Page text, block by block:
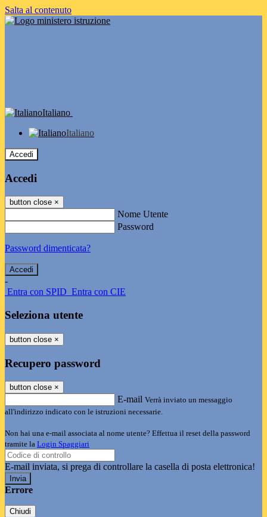
Salta al contenuto
Italiano
Italiano
Accedi
Accedi
button close ×
Nome Utente
Password
Password dimenticata?
-
Entra con SPID Entra con CIE
Seleziona utente
button close ×
Recupero password
button close ×
E-mail Verrà inviato un messaggio
all'indirizzo indicato con le istruzioni necessarie.
Non hai una e-mail associata al nome utente? Effettua il reset della password
tramite la Login Spaggiari
E-mail inviata, si prega di controllare la casella di posta elettronica!
Errore
Chiudi